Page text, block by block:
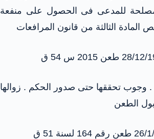
للمدعى فى الحصول على منفعة
المادة الثالثة من قانون المرافعات
وجوب تحققها حتى صدور الحكم . زوالها
الطعن